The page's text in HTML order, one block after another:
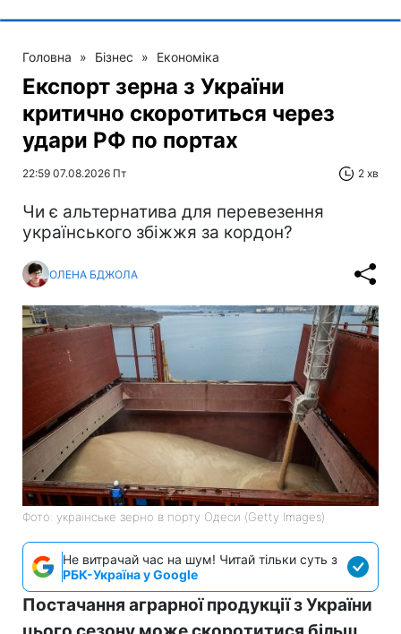
Головна » Бізнес » Економіка
Експорт зерна з України
критично скоротиться через
удари РФ по портах
22:59 07.08.2026 Пт 2 хв
Чи є альтернатива для перевезення
українського збіжжя за кордон?
ОЛЕНА БДЖОЛА
Фото: українське зерно в порту Одеси (Getty Images)
Не витрачай час на шум! Читай тільки суть з
РБК-Україна у Google
Постачання аграрної продукції з України